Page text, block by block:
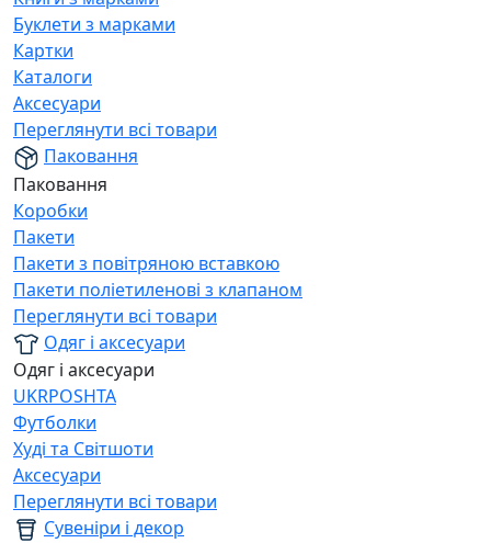
Буклети з марками
Картки
Каталоги
Аксесуари
Переглянути всі товари
Паковання
Паковання
Коробки
Пакети
Пакети з повітряною вставкою
Пакети поліетиленові з клапаном
Переглянути всі товари
Одяг і аксесуари
Одяг і аксесуари
UKRPOSHTA
Футболки
Худі та Світшоти
Аксесуари
Переглянути всі товари
Сувеніри і декор